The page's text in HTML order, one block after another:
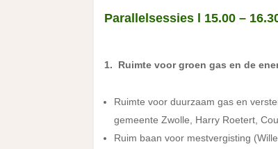
Parallelsessies l 15.00 –
1. Ruimte voor groen gas en de
Ruimte voor duurzaam gas en
gemeente Zwolle, Harry Roetert,
Ruim baan voor mestvergisting